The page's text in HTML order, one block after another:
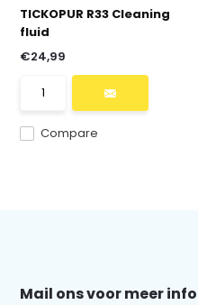
TICKOPUR R33 Cleaning
fluid
Compare
€24,99
Mail ons voor meer